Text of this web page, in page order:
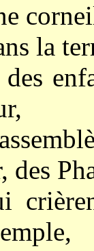
la
des
des